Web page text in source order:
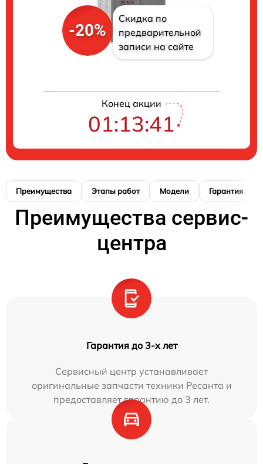
-20%
Скидка по
предварительной
записи на сайте
Конец акции
01:13:40
Преимущества Этапы работ Модели Гарантия
Преимущества сервис-
центра
Гарантия до 3-х лет
Сервисный центр устанавливает
оригинальные запчасти техники Ресанта и
предоставляет гарантию до 3 лет.